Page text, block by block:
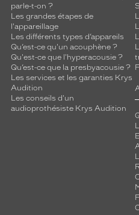
parle-t-on ?
Les grandes étapes de
l'appareillage
Les différents types d’appareils
Qu’est-ce qu'un acouphène ?
Qu'est-ce que l'hyperacousie ?
Qu’est-ce que la presbyacousie ?
Les services et les garanties Krys
Audition
Les conseils d'un
audioprothésiste Krys Audition